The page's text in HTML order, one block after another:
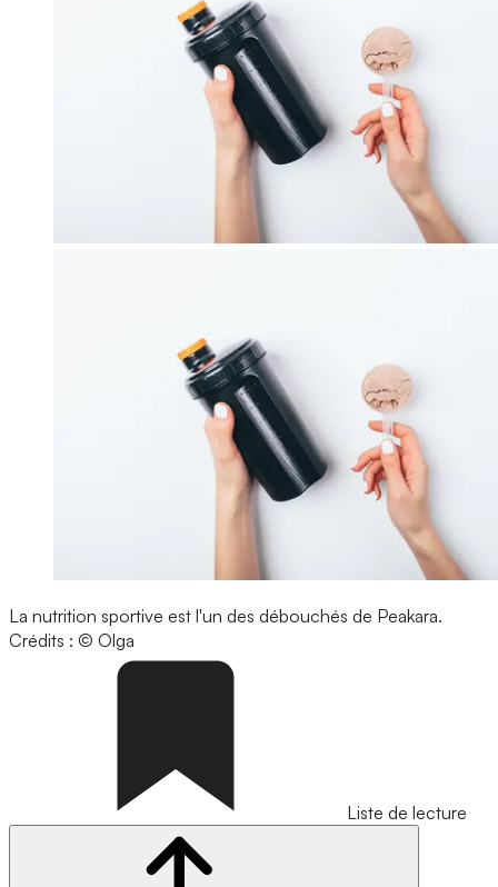
La nutrition sportive est l'un des débouchés de Peakara.
Crédits : © Olga
Liste de lecture